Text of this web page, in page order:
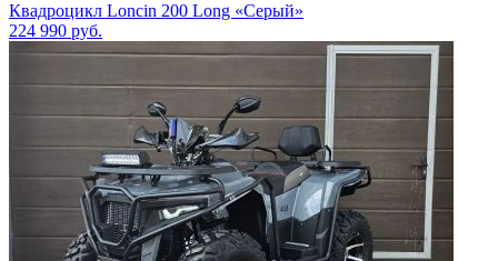
Квадроцикл Loncin 200 Long «Серый»
224 990 руб.